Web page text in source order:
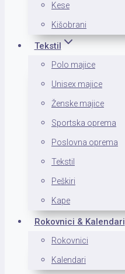
Kese
Kišobrani
Tekstil
Polo majice
Unisex majice
Ženske majice
Sportska oprema
Poslovna oprema
Tekstil
Peškiri
Kape
Rokovnici & Kalendari
Rokovnici
Kalendari